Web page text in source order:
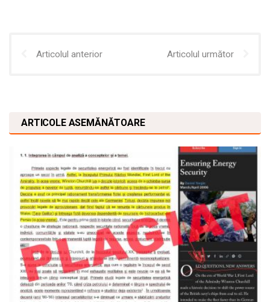
Articolul anterior Articolul următor
ARTICOLE ASEMĂNĂTOARE